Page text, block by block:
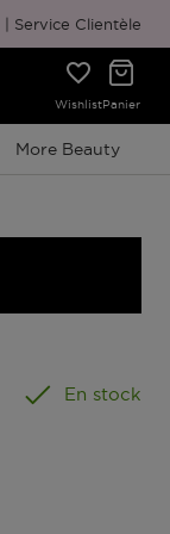
Service Clientèle
WishlistPanier
More Beauty
En stock